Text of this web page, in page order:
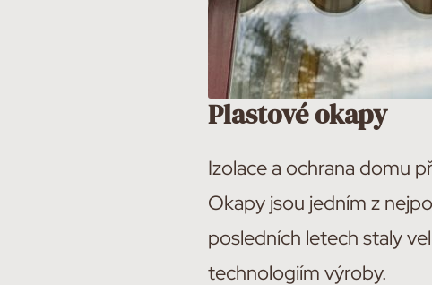
Plastové okapy
Izolace a ochrana domu
Okapy jsou jedním z
posledních letech staly
technologiím výroby.